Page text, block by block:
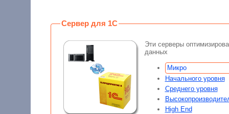
Сервер для 1С
Эти серверы
данных
Микро
Начального уровня
Среднего уровня
High End